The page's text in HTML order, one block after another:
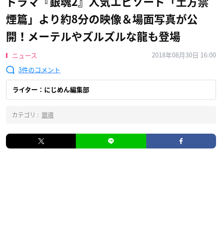
煙篇」より約8分の映像＆場面写真が公
開！メーテルやズルズルな龍も登場
ニュース
2018年08月30日 16:00
3
ライター：にじめん編集部
カテゴリ : 銀魂